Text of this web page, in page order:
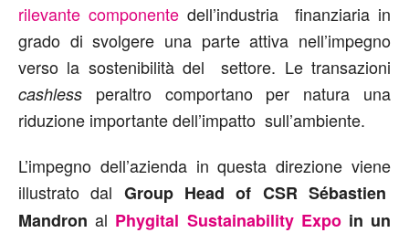
rilevante componente dell’industria finanziaria in
grado di svolgere una parte attiva nell’impegno
verso la sostenibilità del settore. Le transazioni
cashless peraltro comportano per natura una
riduzione importante dell’impatto sull’ambiente.
L’impegno dell’azienda in questa direzione viene
illustrato dal Group Head of CSR Sébastien
Mandronal Phygital Sustainability Expoin un